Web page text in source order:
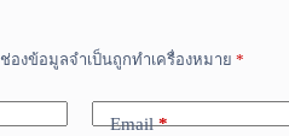
ช่องข้อมูลจำเป็นถูกทำเครื่องหมาย *
Email*